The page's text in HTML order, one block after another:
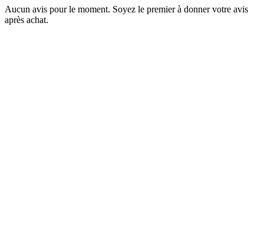
Aucun avis pour le moment. Soyez le premier à donner votre avis
après achat.